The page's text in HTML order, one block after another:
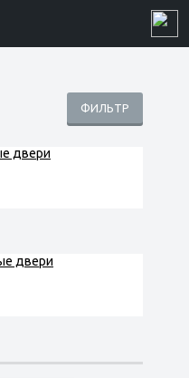
ФИЛЬТР